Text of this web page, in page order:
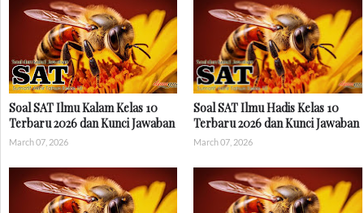
Soal SAT Ilmu Kalam Kelas 10
Terbaru 2026 dan Kunci Jawaban
March 07, 2026
Soal SAT Ilmu Hadis Kelas 10
Terbaru 2026 dan Kunci Jawaban
March 07, 2026